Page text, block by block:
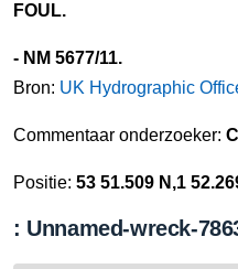
FOUL.
- NM 5677/11.
Bron: UK Hydrographic
Commentaar onderzoeker:
Positie: 53 51.509 N,1
: Unnamed-wreck-